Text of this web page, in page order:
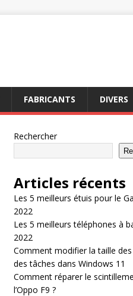
FABRICANTS DIVERS
Rechercher
Articles récents
Les 5 meilleurs étuis pour le
2022
Les 5 meilleurs téléphones à
2022
Comment modifier la taille
des tâches dans Windows 11
Comment réparer le
l’Oppo F9 ?